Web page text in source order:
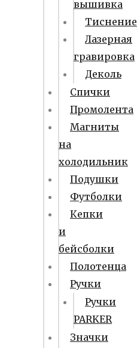
вышивка
Тиснение
Лазерная
гравировка
Деколь
Спички
Промолента
Магниты
на
холодильник
Подушки
Футболки
Кепки
и
бейсболки
Полотенца
Ручки
Ручки
PARKER
Значки